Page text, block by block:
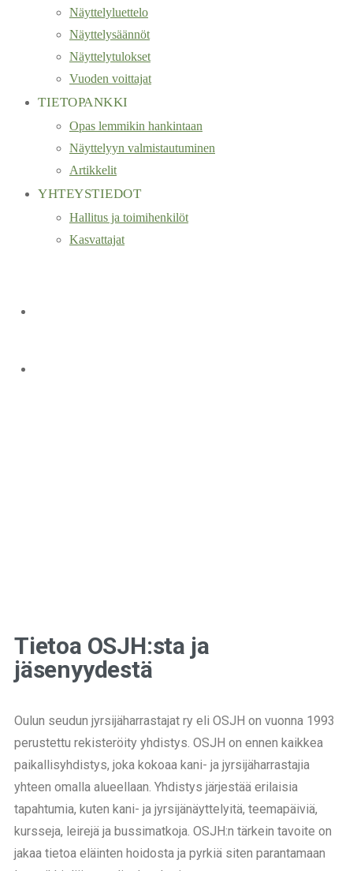
Näyttelyluettelo
Näyttelysäännöt
Näyttelytulokset
Vuoden voittajat
TIETOPANKKI
Opas lemmikin hankintaan
Näyttelyyn valmistautuminen
Artikkelit
YHTEYSTIEDOT
Hallitus ja toimihenkilöt
Kasvattajat
Tietoa OSJH:sta ja
jäsenyydestä
Oulun seudun jyrsijäharrastajat ry eli OSJH on vuonna 1993
perustettu rekisteröity yhdistys. OSJH on ennen kaikkea
paikallisyhdistys, joka kokoaa kani- ja jyrsijäharrastajia
yhteen omalla alueellaan. Yhdistys järjestää erilaisia
tapahtumia, kuten kani- ja jyrsijänäyttelyitä, teemapäiviä,
kursseja, leirejä ja bussimatkoja. OSJH:n tärkein tavoite on
jakaa tietoa eläinten hoidosta ja pyrkiä siten parantamaan